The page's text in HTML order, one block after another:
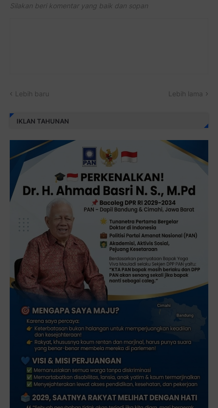
Silakan beri komentar yang baik dan sopan
Lebih baru Lebih lama
IKLAN TAHUNAN